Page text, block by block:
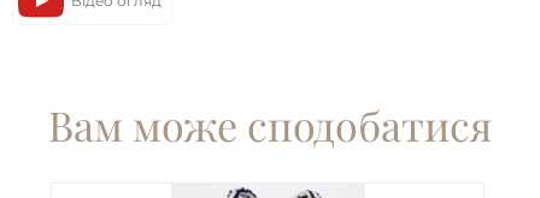
Вам може сподобатися